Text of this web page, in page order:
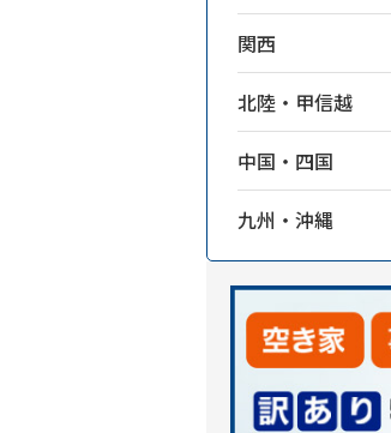
関西
北陸・甲信越
中国・四国
九州・沖縄